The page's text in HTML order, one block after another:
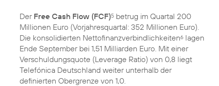
Der Free Cash Flow (FCF)5 betrug im Quartal 200
Millionen Euro (Vorjahresquartal: 352 Millionen Euro).
Die konsolidierten Nettofinanzverbindlichkeiten6 lagen
Ende September bei 1,51 Milliarden Euro. Mit einer
Verschuldungsquote (Leverage Ratio) von 0,8 liegt
Telefónica Deutschland weiter unterhalb der
definierten Obergrenze von 1,0.